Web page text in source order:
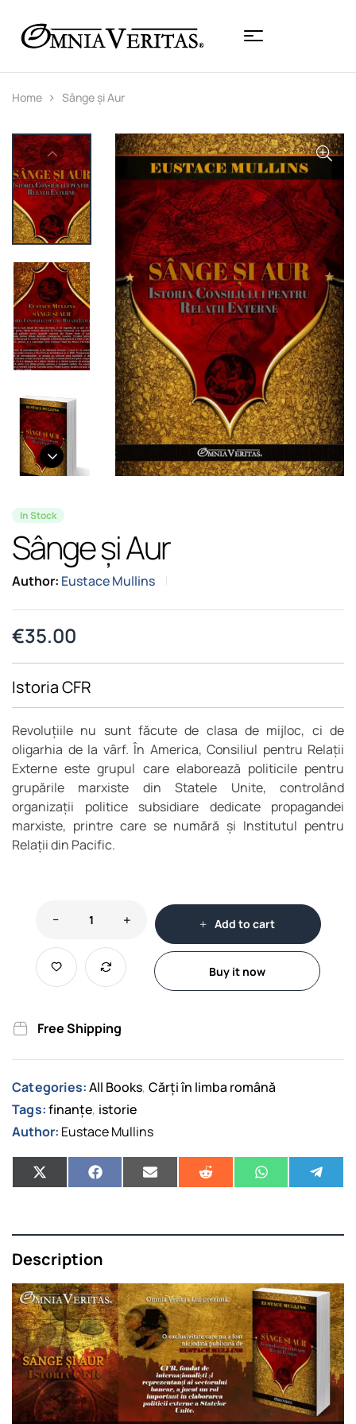
Home Sânge și Aur
In Stock
Sânge și Aur
Author: Eustace Mullins
€35.00
Istoria CFR
Revoluțiile nu sunt făcute de clasa de mijloc, ci de
oligarhia de la vârf. În America, Consiliul pentru Relații
Externe este grupul care elaborează politicile pentru
grupările marxiste din Statele Unite, controlând
organizații politice subsidiare dedicate propagandei
marxiste, printre care se numără și Institutul pentru
Relații din Pacific.
Add to cart
Buy it now
Free Shipping
Categories: All Books, Cărți în limba română
Tags:finanțe, istorie
Author: Eustace Mullins
Description